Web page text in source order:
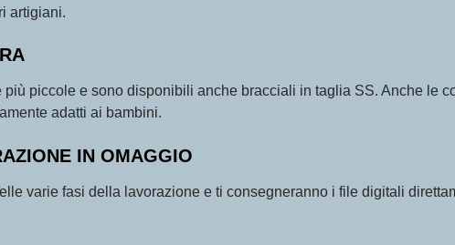
artigiani.
piccole e sono disponibili anche bracciali in taglia SS. Anche le
adatti ai bambini.
IN OMAGGIO
varie fasi della lavorazione e ti consegneranno i file digitali